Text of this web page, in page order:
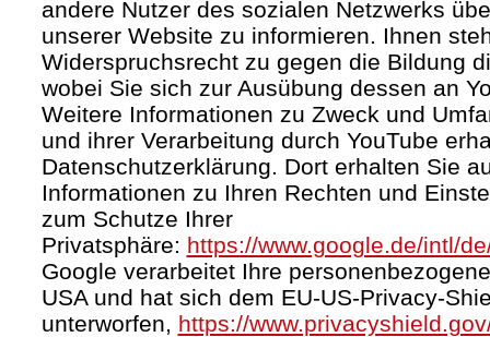
andere Nutzer des sozialen Netzwerks
unserer Website zu informieren. Ihnen
Widerspruchsrecht zu gegen die Bildung
wobei Sie sich zur Ausübung dessen an
Weitere Informationen zu Zweck und
und ihrer Verarbeitung durch YouTube
Datenschutzerklärung. Dort erhalten Sie
Informationen zu Ihren Rechten und
zum Schutze Ihrer
Privatsphäre: https://www.google.de/intl/
Google verarbeitet Ihre
USA und hat sich dem EU-US-Privacy-
unterworfen, https://